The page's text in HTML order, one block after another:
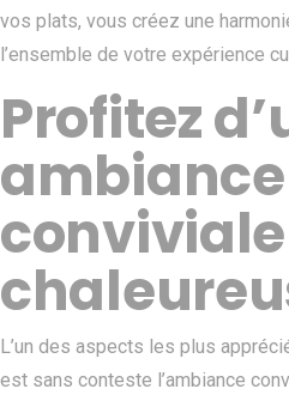
vos plats, vous créez une
l’ensemble de votre expérience
Profitez
ambiance
L’un des aspects les plus
est sans conteste l’ambiance